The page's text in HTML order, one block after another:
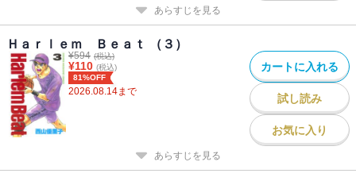
あらすじを見る
Ｈａｒｌｅｍ Ｂｅａｔ （３）
¥594 (税込)
¥110 (税込)
81%OFF
2026.08.14まで
カートに入れる
試し読み
お気に入り
あらすじを見る